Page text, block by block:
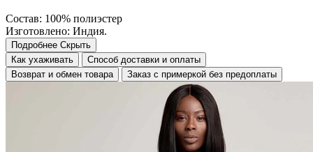
Состав: 100% полиэстер
Изготовлено: Индия.
Подробнее Скрыть
Как ухаживать
Способ доставки и оплаты
Возврат и обмен товара
Заказ с примеркой без предоплаты